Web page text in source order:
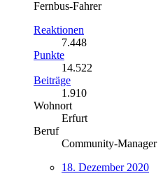
Fernbus-Fahrer
Reaktionen
7.448
Punkte
14.522
Beiträge
1.910
Wohnort
Erfurt
Beruf
Community-Manager
18. Dezember 2020